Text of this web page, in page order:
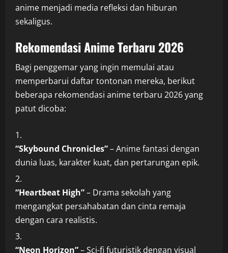
anime menjadi media refleksi dan hiburan
sekaligus.
Rekomendasi Anime Terbaru 2026
Bagi penggemar yang ingin memulai atau
memperbarui daftar tontonan mereka, berikut
beberapa rekomendasi anime terbaru 2026 yang
patut dicoba:
“Skybound Chronicles”– Anime fantasi dengan
dunia luas, karakter kuat, dan pertarungan epik.
“Heartbeat High”– Drama sekolah yang
mengangkat persahabatan dan cinta remaja
dengan cara realistis.
“Neon Horizon”– Sci-fi futuristik dengan visual